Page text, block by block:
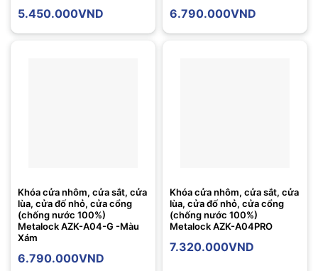
5.450.000VND 6.790.000VND
Khóa cửa nhôm, cửa sắt, cửa
lùa, cửa đố nhỏ, cửa cổng
(chống nước 100%)
Metalock AZK-A04-G -Màu
Xám
6.790.000VND
Khóa cửa nhôm, cửa sắt, cửa
lùa, cửa đố nhỏ, cửa cổng
(chống nước 100%)
Metalock AZK-A04PRO
7.320.000VND